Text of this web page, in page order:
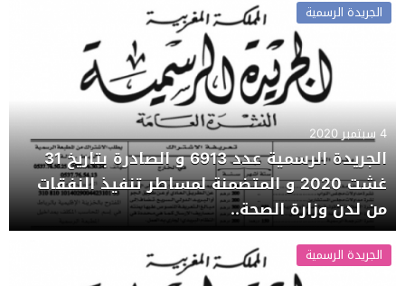
الجريدة الرسمية
4 سبتمبر 2020
الجريدة الرسمية عدد 6913 و الصادرة بتاريخ 31
غشت 2020 و المتضمنة لمساطر تنفيذ النفقات
من لدن وزارة الصحة..
الجريدة الرسمية